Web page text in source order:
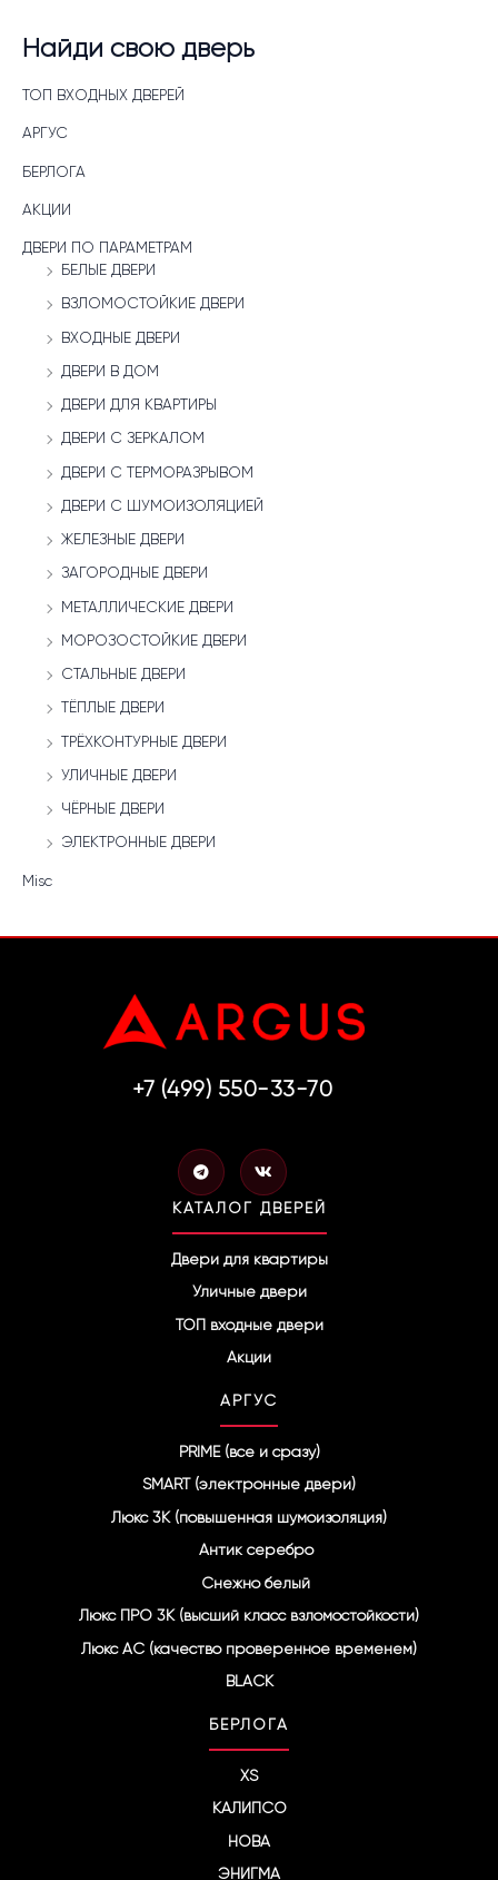
Найди свою дверь
ТОП ВХОДНЫХ ДВЕРЕЙ
АРГУС
БЕРЛОГА
АКЦИИ
ДВЕРИ ПО ПАРАМЕТРАМ
БЕЛЫЕ ДВЕРИ
ВЗЛОМОСТОЙКИЕ ДВЕРИ
ВХОДНЫЕ ДВЕРИ
ДВЕРИ В ДОМ
ДВЕРИ ДЛЯ КВАРТИРЫ
ДВЕРИ С ЗЕРКАЛОМ
ДВЕРИ С ТЕРМОРАЗРЫВОМ
ДВЕРИ С ШУМОИЗОЛЯЦИЕЙ
ЖЕЛЕЗНЫЕ ДВЕРИ
ЗАГОРОДНЫЕ ДВЕРИ
МЕТАЛЛИЧЕСКИЕ ДВЕРИ
МОРОЗОСТОЙКИЕ ДВЕРИ
СТАЛЬНЫЕ ДВЕРИ
ТЁПЛЫЕ ДВЕРИ
ТРЁХКОНТУРНЫЕ ДВЕРИ
УЛИЧНЫЕ ДВЕРИ
ЧЁРНЫЕ ДВЕРИ
ЭЛЕКТРОННЫЕ ДВЕРИ
Misc
+7 (499) 550-33-70
T
e
l
e
g
r
m
V
k
КАТАЛОГ ДВЕРЕЙ
Двери для квартиры
Уличные двери
ТОП входные двери
Акции
АРГУС
PRIME (все и сразу)
SMART (электронные двери)
Люкс 3К (повышенная шумоизоляция)
Антик серебро
Снежно белый
Люкс ПРО 3К (высший класс взломостойкости)
Люкс АС (качество проверенное временем)
BLACK
БЕРЛОГА
XS
КАЛИПСО
НОВА
ЭНИГМА